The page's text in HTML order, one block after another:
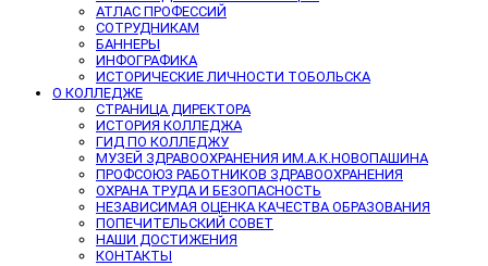
АТЛАС ПРОФЕССИЙ
СОТРУДНИКАМ
БАННЕРЫ
ИНФОГРАФИКА
ИСТОРИЧЕСКИЕ ЛИЧНОСТИ ТОБОЛЬСКА
О КОЛЛЕДЖЕ
СТРАНИЦА ДИРЕКТОРА
ИСТОРИЯ КОЛЛЕДЖА
ГИД ПО КОЛЛЕДЖУ
МУЗЕЙ ЗДРАВООХРАНЕНИЯ ИМ.А.К.НОВОПАШИНА
ПРОФСОЮЗ РАБОТНИКОВ ЗДРАВООХРАНЕНИЯ
ОХРАНА ТРУДА И БЕЗОПАСНОСТЬ
НЕЗАВИСИМАЯ ОЦЕНКА КАЧЕСТВА ОБРАЗОВАНИЯ
ПОПЕЧИТЕЛЬСКИЙ СОВЕТ
НАШИ ДОСТИЖЕНИЯ
КОНТАКТЫ